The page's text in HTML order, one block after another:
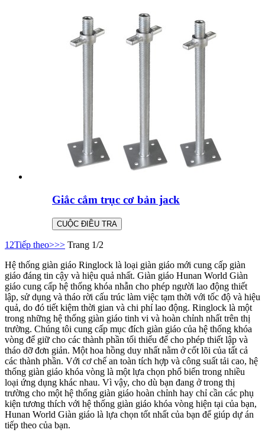
Giắc cắm trục cơ bản jack
CUỘC ĐIỀU TRA
1 2Tiếp theo>>> Trang 1/2
Hệ thống giàn giáo Ringlock là loại giàn giáo mới cung cấp giàn
giáo đáng tin cậy và hiệu quả nhất. Giàn giáo Hunan World Giàn
giáo cung cấp hệ thống khóa nhẫn cho phép người lao động thiết
lập, sử dụng và tháo rời cấu trúc làm việc tạm thời với tốc độ và hiệu
quả, do đó tiết kiệm thời gian và chi phí lao động. Ringlock là một
trong những hệ thống giàn giáo tinh vi và hoàn chỉnh nhất trên thị
trường. Chúng tôi cung cấp mục đích giàn giáo của hệ thống khóa
vòng để giữ cho các thành phần tối thiểu để cho phép thiết lập và
tháo dỡ đơn giản. Một hoa hồng duy nhất nằm ở cốt lõi của tất cả
các thành phần. Với cơ chế an toàn tích hợp và công suất tải cao, hệ
thống giàn giáo khóa vòng là một lựa chọn phổ biến trong nhiều
loại ứng dụng khác nhau. Vì vậy, cho dù bạn đang ở trong thị
trường cho một hệ thống giàn giáo hoàn chỉnh hay chỉ cần các phụ
kiện tương thích với hệ thống giàn giáo khóa vòng hiện tại của bạn,
Hunan World Giàn giáo là lựa chọn tốt nhất của bạn để giúp dự án
tiếp theo của bạn.